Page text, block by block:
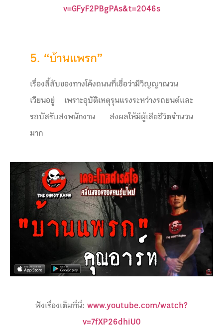
v=GFyF2PBgPAs&t=2046s
5. “บ้านแพรก”
เรื่องลี้ลับของทางโค้งถนนที่เชื่อว่ามีวิญญาณวน
เวียนอยู่ เพราะอุบัติเหตุรุนแรงระหว่างรถยนต์และ
รถบัสรับส่งพนักงาน ส่งผลให้มีผู้เสียชีวิตจำนวน
มาก
ฟังเรื่องเต็มที่นี่: www.youtube.com/watch?
v=7fXP26dhiU0